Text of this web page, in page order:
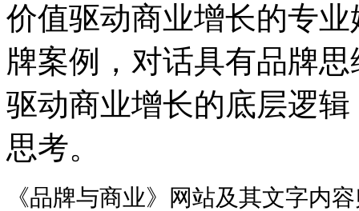
价值驱动商业增长的专
牌案例，对话具有品牌
驱动商业增长的底层逻
思考。
《品牌与商业》网站及其文字内